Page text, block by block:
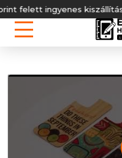
ingyenes kiszállítás!